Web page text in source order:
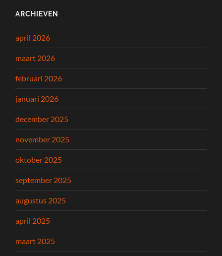
ARCHIEVEN
april 2026
maart 2026
februari 2026
januari 2026
december 2025
november 2025
oktober 2025
september 2025
augustus 2025
april 2025
maart 2025